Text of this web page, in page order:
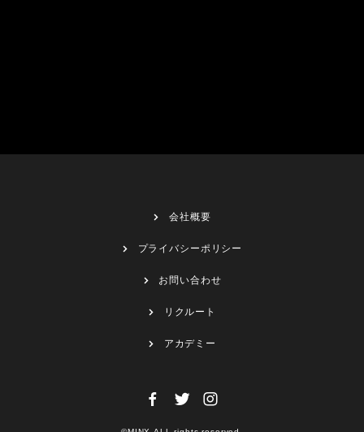
会社概要
プライバシーポリシー
お問い合わせ
リクルート
アカデミー